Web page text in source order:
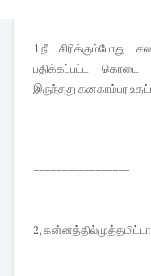
1.நீ
பதிக்கப்பட்ட கொடை
இருந்தது கனகாம்பர
=================
2,